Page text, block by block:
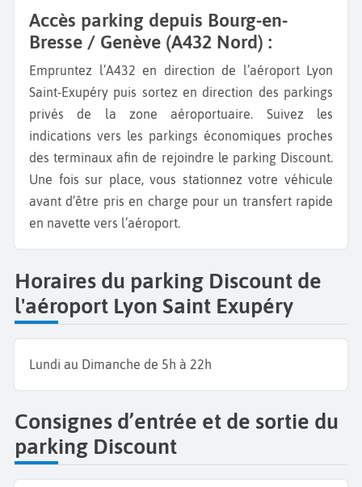
Accès parking depuis Bourg-en-
Bresse / Genève (A432 Nord) :
Empruntez l’A432 en direction de l’aéroport Lyon
Saint-Exupéry puis sortez en direction des parkings
privés de la zone aéroportuaire. Suivez les
indications vers les parkings économiques proches
des terminaux afin de rejoindre le parking Discount.
Une fois sur place, vous stationnez votre véhicule
avant d’être pris en charge pour un transfert rapide
en navette vers l’aéroport.
Horaires du parking Discount de
l'aéroport Lyon Saint Exupéry
Lundi au Dimanche de 5h à 22h
Consignes d’entrée et de sortie du
parking Discount